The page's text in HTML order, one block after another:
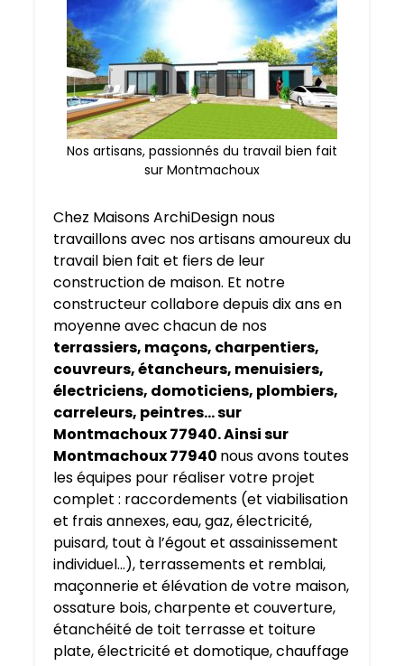
Nos artisans, passionnés du travail bien fait
sur Montmachoux
Chez Maisons ArchiDesign nous
travaillons avec nos artisans amoureux du
travail bien fait et fiers de leur
construction de maison. Et notre
constructeur collabore depuis dix ans en
moyenne avec chacun de nos
terrassiers, maçons, charpentiers,
couvreurs, étancheurs, menuisiers,
électriciens, domoticiens, plombiers,
carreleurs, peintres… sur
Montmachoux 77940. Ainsi sur
Montmachoux 77940 nous avons toutes
les équipes pour réaliser votre projet
complet : raccordements (et viabilisation
et frais annexes, eau, gaz, électricité,
puisard, tout à l’égout et assainissement
individuel…), terrassements et remblai,
maçonnerie et élévation de votre maison,
ossature bois, charpente et couverture,
étanchéité de toit terrasse et toiture
plate, électricité et domotique, chauffage